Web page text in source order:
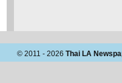
© 2011 - 2026 Thai LA